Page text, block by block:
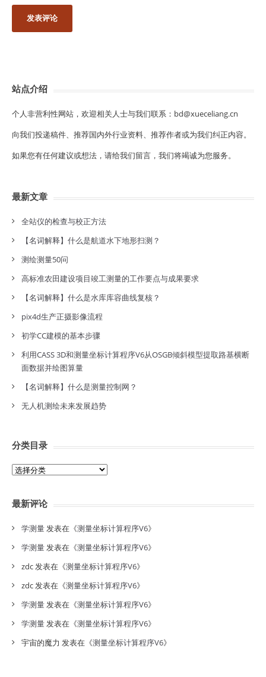
站点介绍
个人非营利性网站，欢迎相关人士与我们联系：bd@xueceliang.cn
向我们投递稿件、推荐国内外行业资料、推荐作者或为我们纠正内容。
如果您有任何建议或想法，请给我们留言，我们将竭诚为您服务。
最新文章
全站仪的检查与校正方法
【名词解释】什么是航道水下地形扫测？
测绘测量50问
高标准农田建设项目竣工测量的工作要点与成果要求
【名词解释】什么是水库库容曲线复核？
pix4d生产正摄影像流程
初学CC建模的基本步骤
利用CASS 3D和测量坐标计算程序V6从OSGB倾斜模型提取路基横断
面数据并绘图算量
【名词解释】什么是测量控制网？
无人机测绘未来发展趋势
分类目录
分
录
最新评论
学测量发表在《测量坐标计算程序V6》
学测量发表在《测量坐标计算程序V6》
zdc发表在《测量坐标计算程序V6》
zdc发表在《测量坐标计算程序V6》
学测量发表在《测量坐标计算程序V6》
学测量发表在《测量坐标计算程序V6》
宇宙的魔力 发表在《测量坐标计算程序V6》